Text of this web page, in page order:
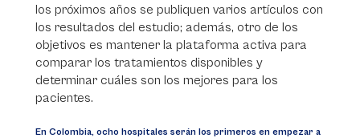
los próximos años se publiquen varios artículos con
los resultados del estudio; además, otro de los
objetivos es mantener la plataforma activa para
comparar los tratamientos disponibles y
determinar cuáles son los mejores para los
pacientes.
En Colombia, ocho hospitales serán los primeros en empezar a